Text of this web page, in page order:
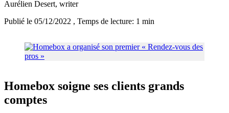
Aurélien Desert, writer
Publié le 05/12/2022 , Temps de lecture: 1 min
Homebox soigne ses clients grands
comptes